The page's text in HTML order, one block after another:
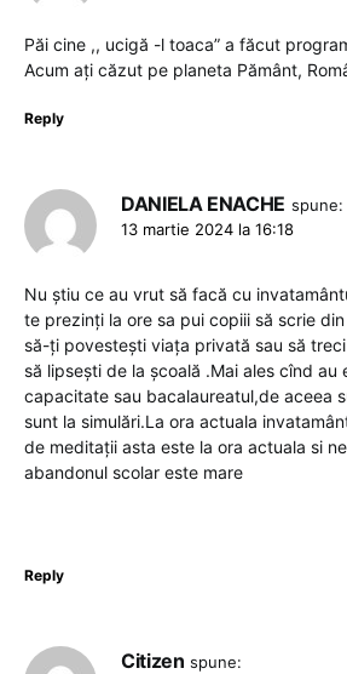
Păi cine ,, ucigă -l toaca” a făcut
Acum ați căzut pe planeta Pământ,
Reply
DANIELA ENACHE spune:
13 martie 2024 la 16:18
Nu știu ce au vrut să facă cu
te prezinți la ore sa pui copiii să scrie
să-ți povestești viața privată sau să
să lipsești de la școală .Mai ales cînd au
capacitate sau bacalaureatul,de aceea
sunt la simulări.La ora actuala
de meditații asta este la ora actuala si
abandonul scolar este mare
Reply
Citizen spune: